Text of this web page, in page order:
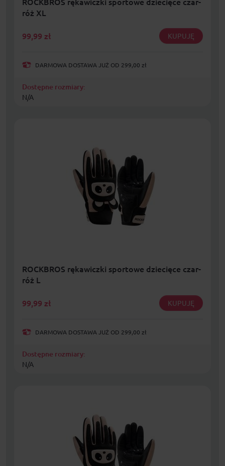
róż XL
99,99 zł KUPUJĘ
DARMOWA DOSTAWA JUŻ OD 299,00 zł
Dostępne rozmiary:
N/A
ROCKBROS rękawiczki sportowe dziecięce czar-
róż L
99,99 zł KUPUJĘ
DARMOWA DOSTAWA JUŻ OD 299,00 zł
Dostępne rozmiary:
N/A